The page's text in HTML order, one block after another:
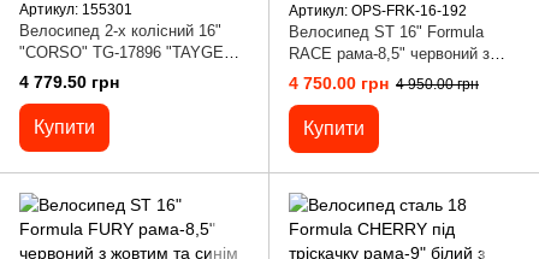
Артикул: 155301
Велосипед 2-х колісний 16"
"CORSO" TG-17896 "TAYGER"
(1) алюмінієва рама, ручне
гальмо, дод. колеса, дзвоник,
бутилочка, зібран на 85%
4 779.50 грн
Купити
Артикул: OPS-FRK-16-192
Велосипед ST 16" Formula
RACE рама-8,5" червоний з
крилом Pl
4 750.00 грн 4 950.00 грн
Купити